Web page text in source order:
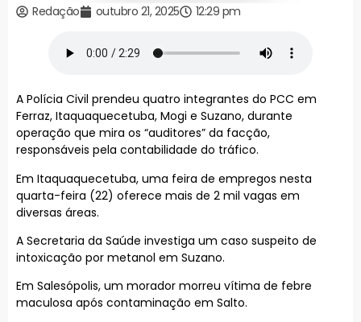
Redação outubro 21, 2025 12:29 pm
A Polícia Civil prendeu quatro integrantes do PCC em
Ferraz, Itaquaquecetuba, Mogi e Suzano, durante
operação que mira os “auditores” da facção,
responsáveis pela contabilidade do tráfico.
Em Itaquaquecetuba, uma feira de empregos nesta
quarta-feira (22) oferece mais de 2 mil vagas em
diversas áreas.
A Secretaria da Saúde investiga um caso suspeito de
intoxicação por metanol em Suzano.
Em Salesópolis, um morador morreu vítima de febre
maculosa após contaminação em Salto.